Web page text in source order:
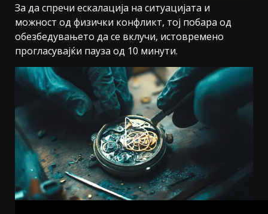
За да спречи ескалација на ситуацијата и
можност од физички конфликт, тој побара од
обезбедувањето да се вклучи, истовремено
прогласувајќи пауза од 10 минути.